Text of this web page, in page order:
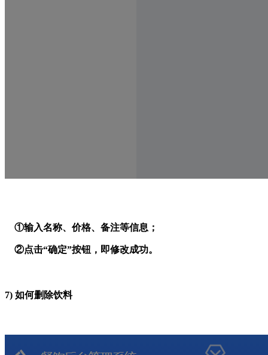
①输入名称、价格、备注等信息；
②点击“确定”按钮，即修改成功。
7) 如何删除饮料